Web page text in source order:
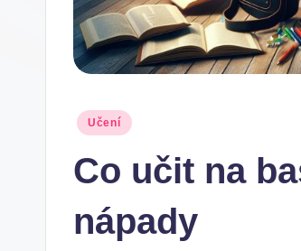
Posted
Učení
Co učit na
nápady